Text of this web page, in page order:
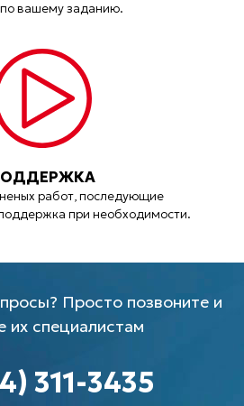
вашему заданию.
работ, последующие
при необходимости.
Просто позвоните и
их специалистам
311-3435